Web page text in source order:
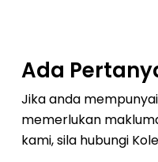
Ada
Jika anda
memerlukan
kami, sila hubungi